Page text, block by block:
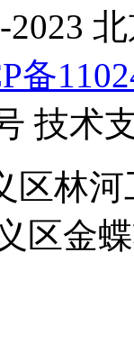
备
技术
区林
区金